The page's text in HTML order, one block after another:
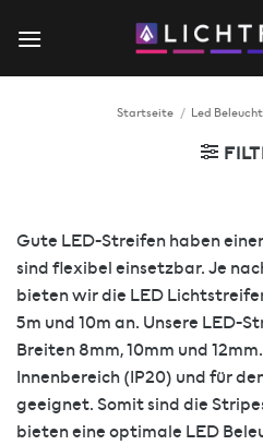
Inhalt
Startseite / Led
Gute LED-Streifen haben
sind flexibel einsetzbar. Je
bieten wir die LED
5m und 10m an. Unsere LED-
Breiten 8mm, 10mm und
Innenbereich (IP20) und für
geeignet. Somit sind die
bieten eine optimale LED